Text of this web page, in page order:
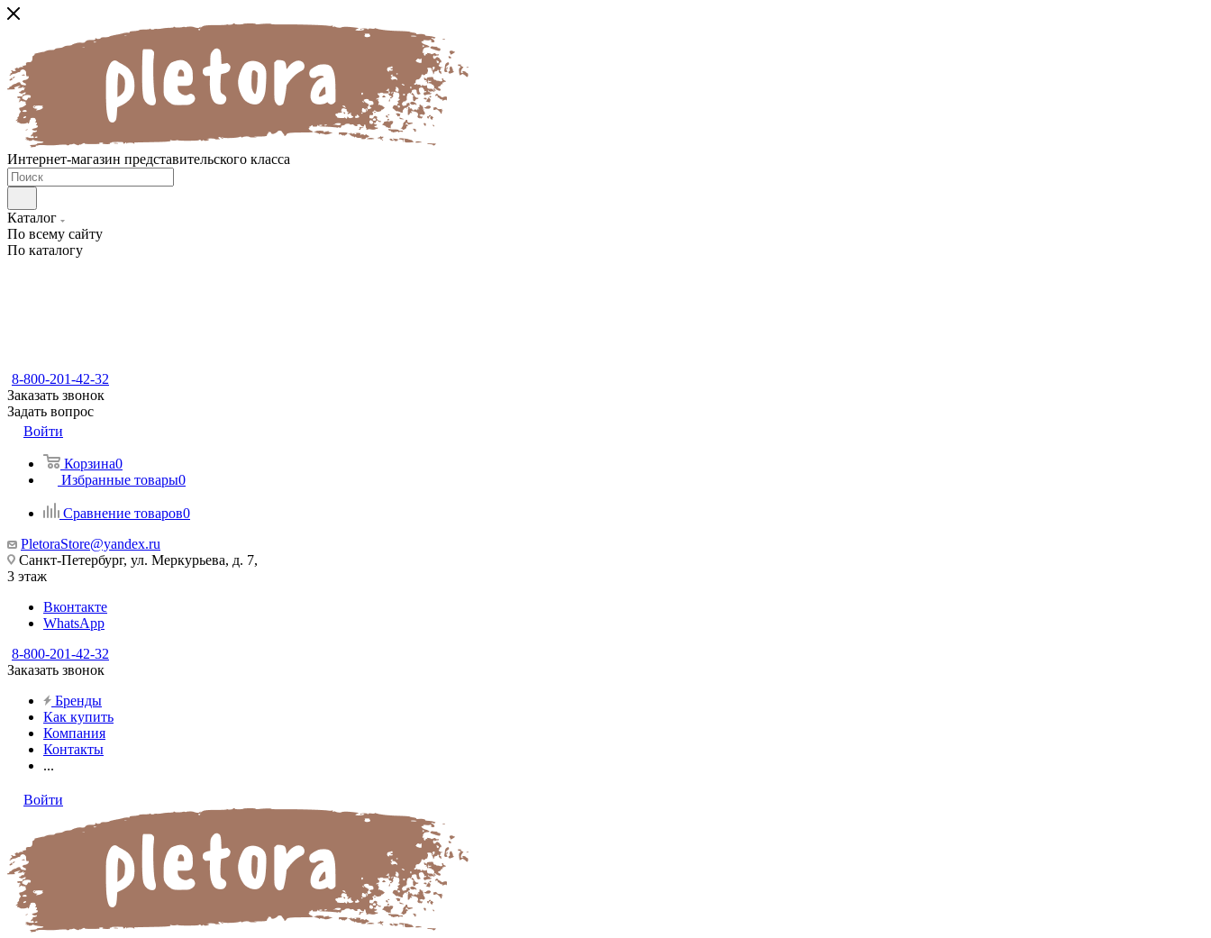
Интернет-магазин представительского класса
Каталог
По всему сайту
По каталогу
8-800-201-42-32
Заказать звонок
Задать вопрос
Войти
Корзина0
Избранные товары0
Сравнение товаров0
PletoraStore@yandex.ru
Санкт-Петербург, ул. Меркурьева, д. 7,
3 этаж
Вконтакте
WhatsApp
8-800-201-42-32
Заказать звонок
Бренды
Как купить
Компания
Контакты
...
Войти